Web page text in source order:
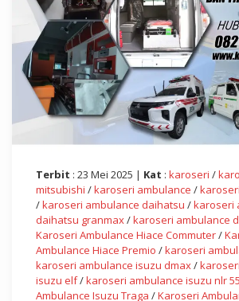
Terbit : 23 Mei 2025 | Kat : karoseri /
mitsubishi /karoseri ambulance /
/karoseri ambulance daihatsu /karoseri
daihatsu granmax/karoseri ambulance
Karoseri Ambulance Hiace Commuter/
Ambulance Hiace Premio /karoseri
karoseri ambulance isuzu dmax/
isuzu elf/karoseri ambulance isuzu nlr
Ambulance Isuzu Traga /Karoseri